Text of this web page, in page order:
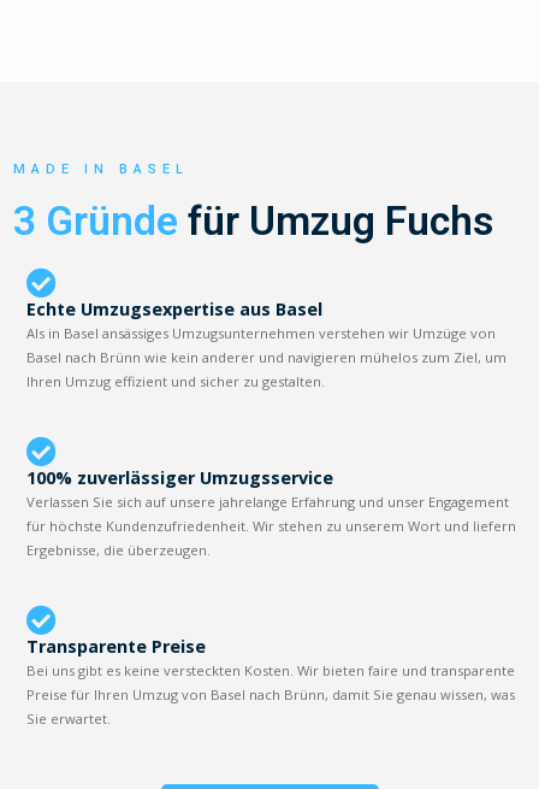
MADE IN BASEL
3 Gründe für Umzug Fuchs
Echte Umzugsexpertise aus Basel
Als in Basel ansässiges Umzugsunternehmen verstehen wir Umzüge von
Basel nach Brünn wie kein anderer und navigieren mühelos zum Ziel, um
Ihren Umzug effizient und sicher zu gestalten.
100% zuverlässiger Umzugsservice
Verlassen Sie sich auf unsere jahrelange Erfahrung und unser Engagement
für höchste Kundenzufriedenheit. Wir stehen zu unserem Wort und liefern
Ergebnisse, die überzeugen.
Transparente Preise
Bei uns gibt es keine versteckten Kosten. Wir bieten faire und transparente
Preise für Ihren Umzug von Basel nach Brünn, damit Sie genau wissen, was
Sie erwartet.